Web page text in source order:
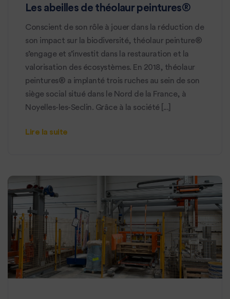
Les abeilles de théolaur peintures®
Conscient de son rôle à jouer dans la réduction de
son impact sur la biodiversité, théolaur peinture®
s’engage et s’investit dans la restauration et la
valorisation des écosystèmes. En 2018, théolaur
peintures® a implanté trois ruches au sein de son
siège social situé dans le Nord de la France, à
Noyelles-les-Seclin. Grâce à la société [...]
Lire la suite